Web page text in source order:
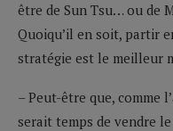
être de Sun Tsu… ou de
Quoiqu’il en soit, partir
stratégie est le meilleur
– Peut-être que, comme
serait temps de vendre